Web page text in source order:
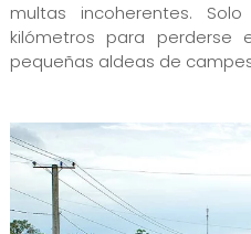
multas incoherentes.
kilómetros para perderse
pequeñas aldeas de